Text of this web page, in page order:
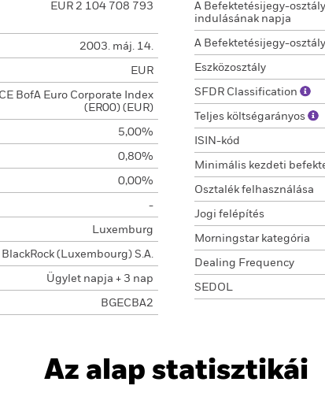
EUR 2 104 708 793
2003. máj. 14.
EUR
ICE BofA Euro Corporate Index
(ER00) (EUR)
5,00%
0,80%
0,00%
-
Luxemburg
BlackRock (Luxembourg) S.A.
Ügylet napja + 3 nap
BGECBA2
A Befektetésijegy-osztály
indulásának napja
A Befektetésijegy-
Eszközosztály
SFDR Classification
Teljes költségarányos
ISIN-kód
Minimális kezdeti
Osztalék felhasználása
Jogi felépítés
Morningstar kategória
Dealing Frequency
SEDOL
Az alap statisztikái